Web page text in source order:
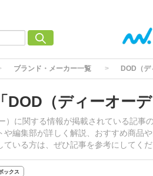
ブランド・メーカー一覧 DOD（デ
DOD（ディーオー
）に関する情報が掲載されている記事
や編集部が詳しく解説、おすすめ商品
いる方は、ぜひ記事を参考にしてくだ
ックス